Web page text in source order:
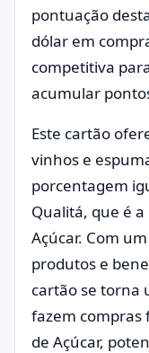
pontuação
dólar em
competitiva
acumular
Este cartão
vinhos e
porcentagem
Qualitá, que é
Açúcar. Com
produtos e
cartão se torna
fazem compras
de Açúcar,